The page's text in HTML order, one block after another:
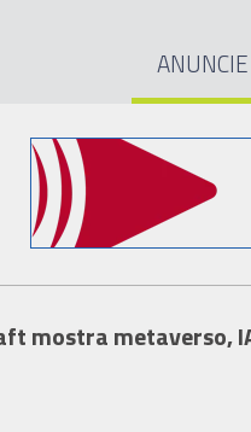
ANUNCIE
mostra metaverso,